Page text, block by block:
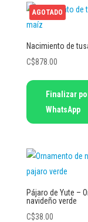
AGOTADO
Nacimiento de
C$878.00
Finalizar
WhatsApp
Pájaro de Yute –
navideño verde
C$38.00